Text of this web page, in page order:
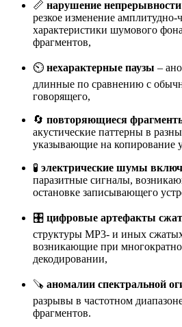
📏 нарушение
резкое изменение амплитудно-
характеристики шумового
фрагментов,
⏲️ нехарактерные паузы –
длинные по сравнению с
говорящего,
🔄 повторяющиеся
акустические паттерны в
указывающие на копирование
🧪 электрические шумы
паразитные сигналы,
остановке записывающего
🎛️ цифровые артефакты
структуры MP3- и иных
возникающие при
декодировании,
🪚 аномалии спектральной
разрывы в частотном
фрагментов.